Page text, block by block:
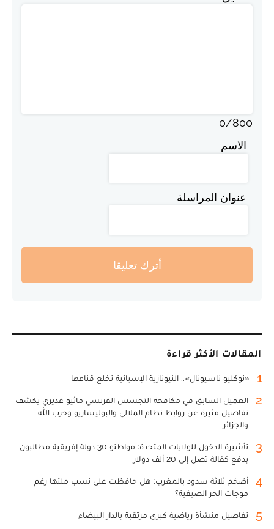
0/800
الاسم
عنوان المراسلة
أترك تعليقا
المقالات الأكثر قراءة
1 «نوكليو ناسيونال».. النيونازية الإسبانية تخلع قناعها
2
العميل السابق في مكافحة التجسس الفرنسي ماثيو غديري يكشف
تفاصيل مثيرة عن روابط نظام الملالي والبوليساريو وحزب الله
والجزائر
3
تأشيرة الدخول للولايات المتحدة: مواطنو 30 دولة إفريقية مطالبون
بدفع كفالة تصل إلى 20 ألف دولار
4
أضخم ثلاثة سدود بالمغرب: هل حافظت على نسب ملئها رغم
موجات الحر الصيفية؟
5 تفاصيل منشأة رياضية كبرى مرتقبة بالدار البيضاء